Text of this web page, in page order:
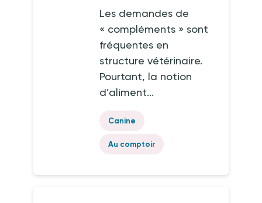
Les demandes de
« compléments » sont
fréquentes en
structure vétérinaire.
Pourtant, la notion
d’aliment...
Canine
Au comptoir